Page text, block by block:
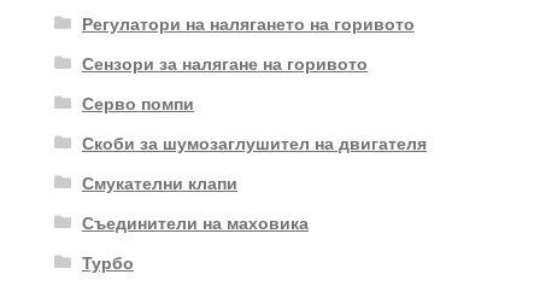
Регулатори на налягането на горивото
Сензори за налягане на горивото
Серво помпи
Скоби за шумозаглушител на двигателя
Смукателни клапи
Съединители на маховика
Турбо